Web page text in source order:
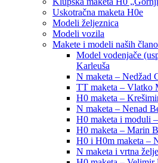
Uskotračna maketa H0e
Modeli željeznica
Modeli vozila
Makete i modeli naših
Model vodenjače
Karleuša
N maketa – Nedžad
TT maketa – Vlatko
H0 maketa –
N maketa – Nenad
H0 maketa i moduli
H0 maketa – Marin
H0 i H0m maketa –
N maketa i vrtna